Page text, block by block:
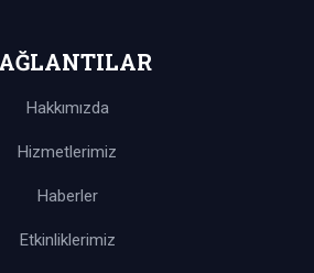
Hakkımızda
Hizmetlerimiz
Haberler
Etkinliklerimiz